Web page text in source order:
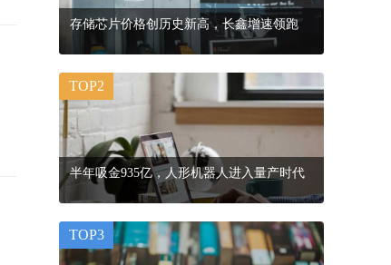
存储芯片价格创历史新高，长鑫增速领跑
TOP2
半年吸金935亿，人形机器人进入量产时代
TOP3